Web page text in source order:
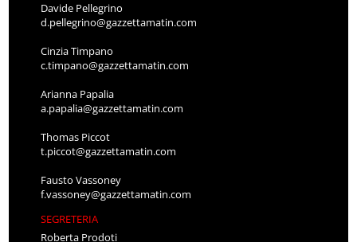
Davide Pellegrino
d.pellegrino@gazzettamatin.com
Cinzia Timpano
c.timpano@gazzettamatin.com
Arianna Papalia
a.papalia@gazzettamatin.com
Thomas Piccot
t.piccot@gazzettamatin.com
Fausto Vassoney
f.vassoney@gazzettamatin.com
SEGRETERIA
Roberta Prodoti